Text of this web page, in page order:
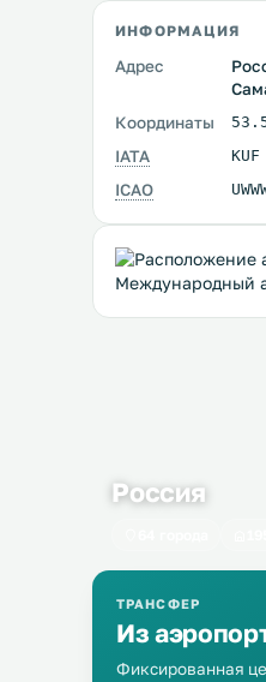
ИНФОРМАЦИЯ
Адрес
Координаты
IATA KUF
ICAO
Россия
ТРАНСФЕР
Из
Фиксированная